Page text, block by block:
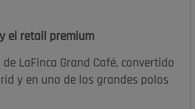
el retail premium
LaFinca Grand Café, convertido
y en uno de los grandes polos